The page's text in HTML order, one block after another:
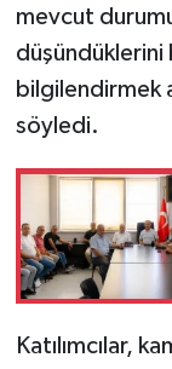
mevcut
bilgilendirmek
söyledi.
Katılımcılar,